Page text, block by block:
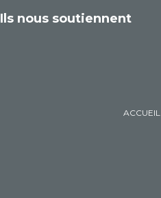
Ils nous soutiennent
ACCUEIL